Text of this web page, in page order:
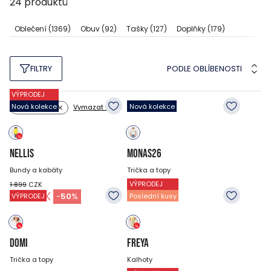
Oblečení(1369) Obuv(92) Tašky(127) Doplňky(179)
FILTRY PODLE OBLÍBENOSTI
Barva: žlutý Vymazat filtry
VÝPRODEJ
Nová kolekce
NELLIS
Bundy a kabáty
1 899 CZK
949CZK -50%
Nová kolekce
MONAS26
Trička a topy
799CZK
VÝPRODEJ
DOMI
Trička a topy
VÝPRODEJ
Poslední kusy
FREYA
Kalhoty